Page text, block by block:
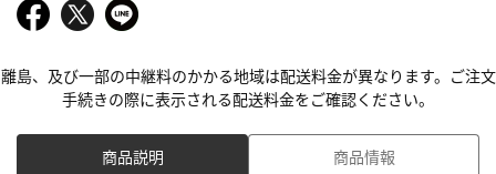
離島、及び一部の中継料のかかる地域は配送料金が異なります。ご注文
手続きの際に表示される配送料金をご確認ください。
商品説明 商品情報